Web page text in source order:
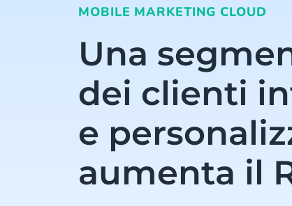
MOBILE MARKETING CLOUD
Una
dei clienti
e
aumenta il